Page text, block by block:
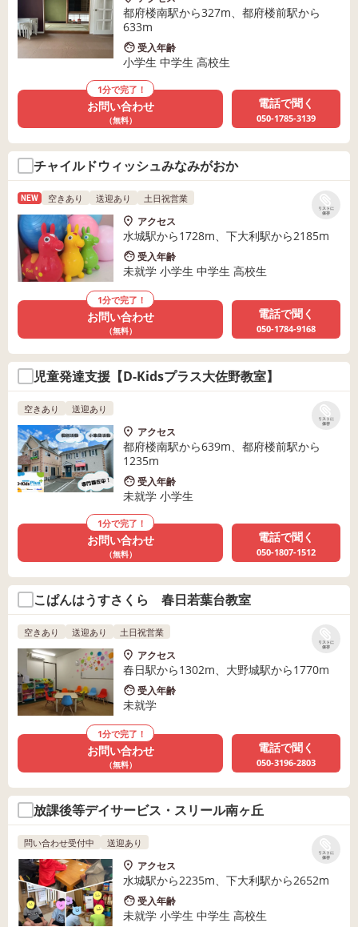
都府楼南駅から327m、都府楼前駅から
633m
受入年齢
小学生 中学生 高校生
1分で完了！
お問い合わせ
（無料）
電話で聞く
050-1785-3139
チャイルドウィッシュみなみがおか
リストに
保存
NEW 空きあり 送迎あり 土日祝営業
アクセス
水城駅から1728m、下大利駅から2185m
受入年齢
未就学 小学生 中学生 高校生
1分で完了！
お問い合わせ
（無料）
電話で聞く
050-1784-9168
児童発達支援【D-Kidsプラス大佐野教室】
リストに
保存
空きあり 送迎あり
アクセス
都府楼南駅から639m、都府楼前駅から
1235m
受入年齢
未就学 小学生
1分で完了！
お問い合わせ
（無料）
電話で聞く
050-1807-1512
こぱんはうすさくら 春日若葉台教室
リストに
保存
空きあり 送迎あり 土日祝営業
アクセス
春日駅から1302m、大野城駅から1770m
受入年齢
未就学
1分で完了！
お問い合わせ
（無料）
電話で聞く
050-3196-2803
放課後等デイサービス・スリール南ヶ丘
リストに
保存
問い合わせ受付中 送迎あり
アクセス
水城駅から2235m、下大利駅から2652m
受入年齢
未就学 小学生 中学生 高校生